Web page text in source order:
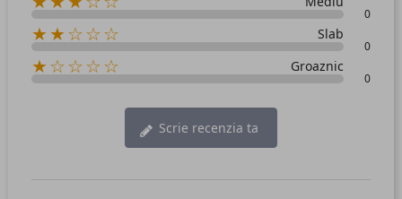
0
★★☆☆☆ Slab
0
★☆☆☆☆ Groaznic
0
Scrie recenzia ta